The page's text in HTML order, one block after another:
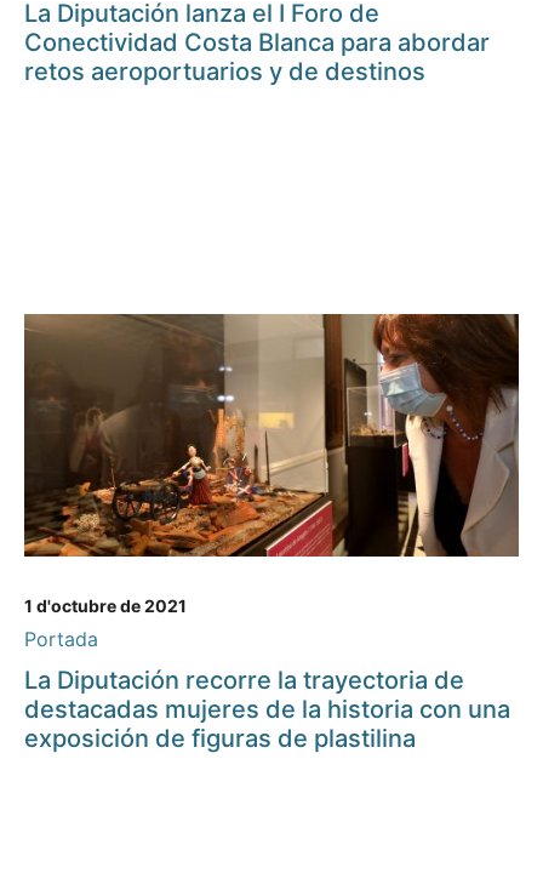
La Diputación lanza el I Foro de
Conectividad Costa Blanca para abordar
retos aeroportuarios y de destinos
1 d'octubre de 2021
Portada
La Diputación recorre la trayectoria de
destacadas mujeres de la historia con una
exposición de figuras de plastilina